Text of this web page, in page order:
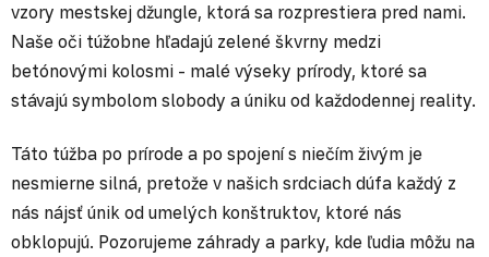
vzory mestskej džungle, ktorá sa rozprestiera pred nami.
Naše oči túžobne hľadajú zelené škvrny medzi
betónovými kolosmi - malé výseky prírody, ktoré sa
stávajú symbolom slobody a úniku od každodennej reality.
Táto túžba po prírode a po spojení s niečím živým je
nesmierne silná, pretože v našich srdciach dúfa každý z
nás nájsť únik od umelých konštruktov, ktoré nás
obklopujú. Pozorujeme záhrady a parky, kde ľudia môžu na